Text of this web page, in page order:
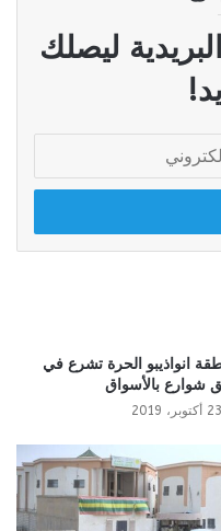
ليصلك
انواذيبو الحرة تشرع في
شوارع بالأسواق
23 أكتوبر، 2019